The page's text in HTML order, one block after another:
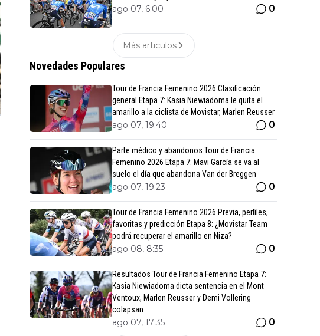
ago 07, 6:00 0
Más articulos
Novedades Populares
Tour de Francia Femenino 2026 Clasificación
general Etapa 7: Kasia Niewiadoma le quita el
amarillo a la ciclista de Movistar, Marlen Reusser
ago 07, 19:40 0
Parte médico y abandonos Tour de Francia
Femenino 2026 Etapa 7: Mavi García se va al
suelo el día que abandona Van der Breggen
ago 07, 19:23 0
Tour de Francia Femenino 2026 Previa, perfiles,
favoritas y predicción Etapa 8: ¿Movistar Team
podrá recuperar el amarillo en Niza?
ago 08, 8:35 0
Resultados Tour de Francia Femenino Etapa 7:
Kasia Niewiadoma dicta sentencia en el Mont
Ventoux, Marlen Reusser y Demi Vollering
colapsan
ago 07, 17:35 0